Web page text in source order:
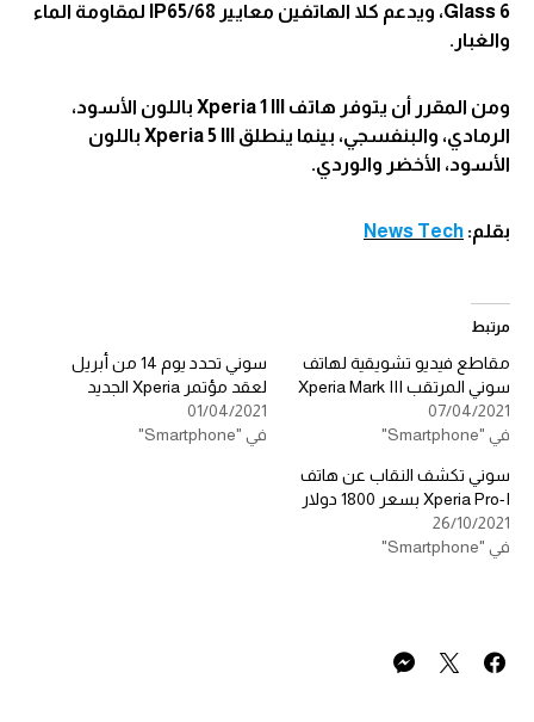
Glass 6، ويدعم كلا الهاتفين معايير IP65/68 لمقاومة الماء
والغبار.
ومن المقرر أن يتوفر هاتف Xperia 1 III باللون الأسود،
الرمادي، والبنفسجي، بينما ينطلق Xperia 5 III باللون
الأسود، الأخضر والوردي.
بقلم: News Tech
مرتبط
مقاطع فيديو تشويقية لهاتف
سوني المرتقب Xperia Mark III
07/04/2021
في "Smartphone"
سوني تحدد يوم 14 من أبريل
لعقد مؤتمر Xperia الجديد
01/04/2021
في "Smartphone"
سوني تكشف النقاب عن هاتف
Xperia Pro-I بسعر 1800 دولار
26/10/2021
في "Smartphone"